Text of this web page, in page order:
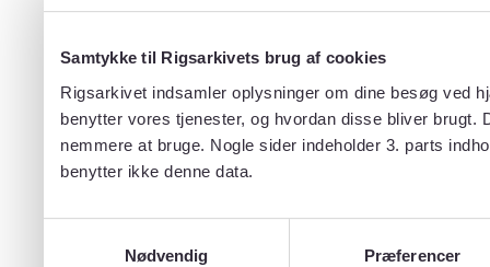
Samtykke til Rigsarkivets brug af cookies
Rigsarkivet indsamler oplysninger om dine besøg ved
benytter vores tjenester, og hvordan disse bliver
nemmere at bruge. Nogle sider indeholder 3. parts
benytter ikke denne data.
Nødvendig
Præferencer